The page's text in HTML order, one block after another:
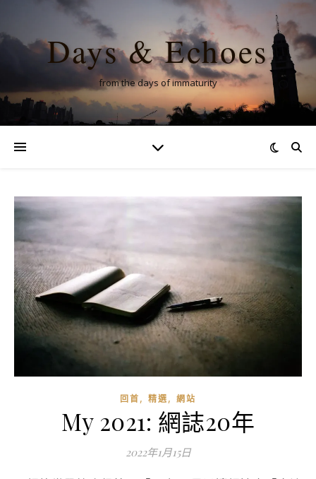
Days & Echoes
from the days of immaturity
回首, 精選, 網站
My 2021: 網誌20年
2022年1月15日